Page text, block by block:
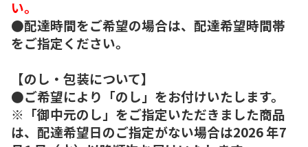
い。
●配達時間をご希望の場合は、配達希望時間帯
をご指定ください。
【のし・包装について】
●ご希望により「のし」をお付けいたします。
※「御中元のし」をご指定いただきました商品
は、配達希望日のご指定がない場合は2026 年7